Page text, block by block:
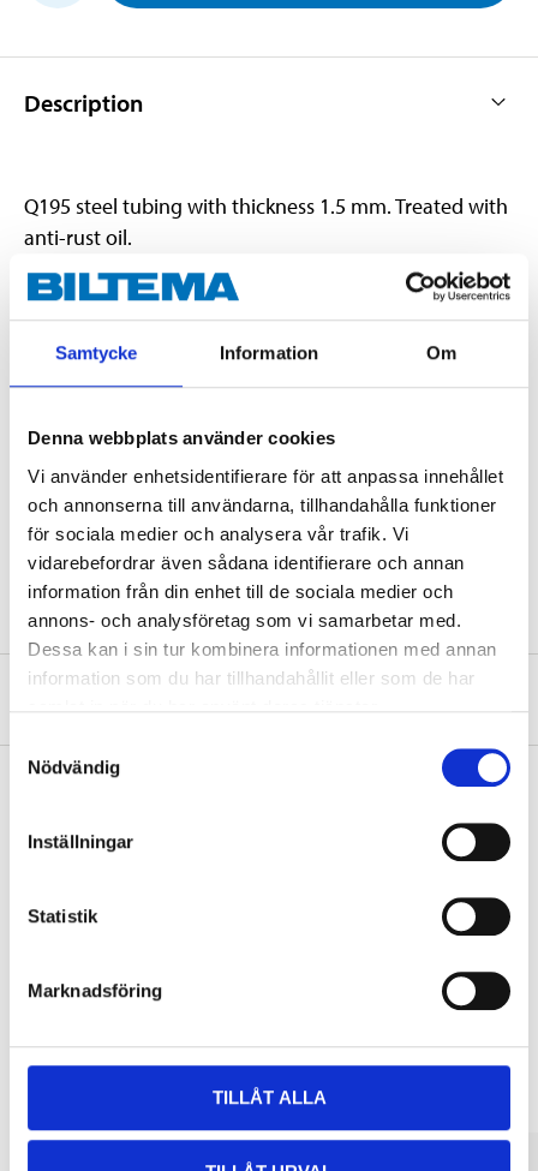
Samtycke Information Om
Denna webbplats använder cookies
Vi använder enhetsidentifierare för att anpassa innehållet
och annonserna till användarna, tillhandahålla funktioner
för sociala medier och analysera vår trafik. Vi
vidarebefordrar även sådana identifierare och annan
information från din enhet till de sociala medier och
annons- och analysföretag som vi samarbetar med.
Dessa kan i sin tur kombinera informationen med annan
information som du har tillhandahållit eller som de har
Samtyckesval
Nödvändig
Inställningar
Statistik
Marknadsföring
TILLÅT ALLA
Description
Q195 steel tubing with thickness 1.5 mm. Treated with
anti-rust oil.
Width
40 mm (external)
Height
40 mm (external)
Thickness
1,5 mm
Material
Steel
Other customers also bought